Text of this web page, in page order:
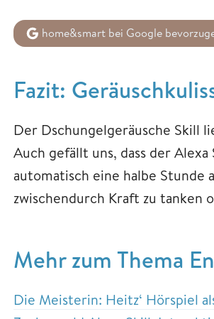
home&smart bei Google
Fazit:
Der Dschungelgeräusche Skill
Auch gefällt uns, dass der
automatisch eine halbe Stunde
zwischendurch Kraft zu tanken
Mehr zum Thema
Die Meisterin: Heitz‘ Hörspiel